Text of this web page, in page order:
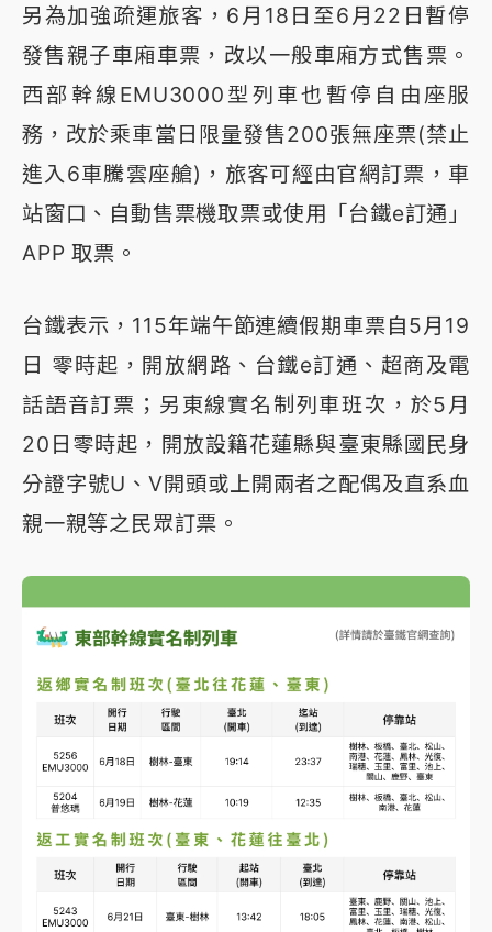
另為加強疏運旅客，6月18日至6月22日暫停
發售親子車廂車票，改以一般車廂方式售票。
西部幹線EMU3000型列車也暫停自由座服
務，改於乘車當日限量發售200張無座票(禁止
進入6車騰雲座艙)，旅客可經由官網訂票，車
站窗口、自動售票機取票或使用「台鐵e訂通」
APP 取票。
台鐵表示，115年端午節連續假期車票自5月19
日 零時起，開放網路、台鐵e訂通、超商及電
話語音訂票；另東線實名制列車班次，於5月
20日零時起，開放設籍花蓮縣與臺東縣國民身
分證字號U、V開頭或上開兩者之配偶及直系血
親一親等之民眾訂票。